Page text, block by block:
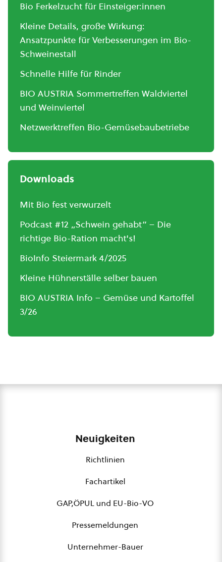
Bio Ferkelzucht für Einsteiger:innen
Kleine Details, große Wirkung:
Ansatzpunkte für Verbesserungen im Bio-
Schweinestall
Schnelle Hilfe für Rinder
BIO AUSTRIA Sommertreffen Waldviertel
und Weinviertel
Netzwerktreffen Bio-Gemüsebaubetriebe
Downloads
Mit Bio fest verwurzelt
Podcast #12 „Schwein gehabt“ – Die
richtige Bio-Ration macht's!
BioInfo Steiermark 4/2025
Kleine Hühnerställe selber bauen
BIO AUSTRIA Info – Gemüse und Kartoffel
3/26
Neuigkeiten
Richtlinien
Fachartikel
GAP,ÖPUL und EU-Bio-VO
Pressemeldungen
Unternehmer-Bauer